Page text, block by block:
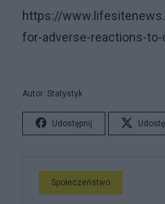
https://
for-adverse-reactions-
Autor: Statystyk
Udostępnij
Społeczeństwo